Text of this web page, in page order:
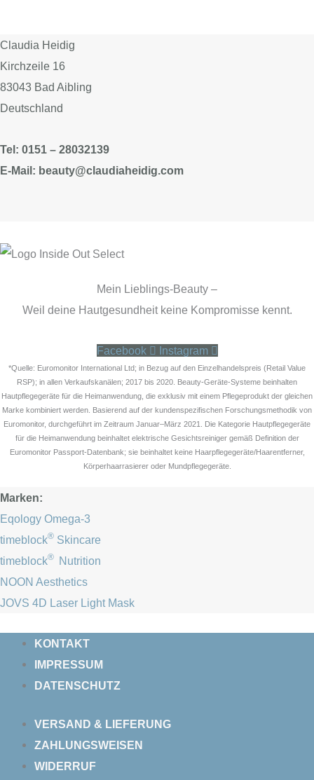
Claudia Heidig
Kirchzeile 16
83043 Bad Aibling
Deutschland
Tel: 0151 – 28032139
E-Mail: beauty@claudiaheidig.com
Mein Lieblings-Beauty –
Weil deine Hautgesundheit keine Kompromisse kennt.
Facebook Instagram
*Quelle: Euromonitor International Ltd; in Bezug auf den Einzelhandelspreis (Retail Value
RSP); in allen Verkaufskanälen; 2017 bis 2020. Beauty-Geräte-Systeme beinhalten
Hautpflegegeräte für die Heimanwendung, die exklusiv mit einem Pflegeprodukt der gleichen
Marke kombiniert werden. Basierend auf der kundenspezifischen Forschungsmethodik von
Euromonitor, durchgeführt im Zeitraum Januar–März 2021. Die Kategorie Hautpflegegeräte
für die Heimanwendung beinhaltet elektrische Gesichtsreiniger gemäß Definition der
Euromonitor Passport-Datenbank; sie beinhaltet keine Haarpflegegeräte/Haarentferner,
Körperhaarrasierer oder Mundpflegegeräte.
Marken:
Eqology Omega-3
timeblock® Skincare
timeblock® Nutrition
NOON Aesthetics
JOVS 4D Laser Light Mask
KONTAKT
IMPRESSUM
DATENSCHUTZ
VERSAND & LIEFERUNG
ZAHLUNGSWEISEN
WIDERRUF